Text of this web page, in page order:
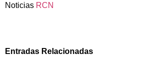
Noticias RCN
Entradas Relacionadas